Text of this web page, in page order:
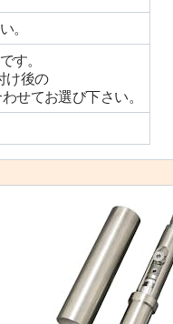
。
す。
け後の
せてお選び下さい。